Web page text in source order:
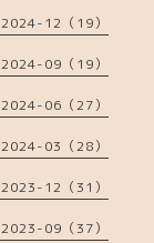
2024-12（19）
2024-09（19）
2024-06（27）
2024-03（28）
2023-12（31）
2023-09（37）